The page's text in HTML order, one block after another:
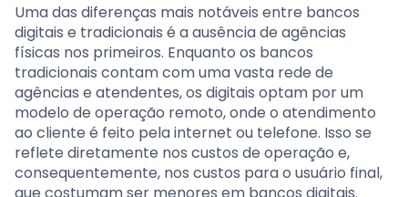
Uma das diferenças mais notáveis entre bancos
digitais e tradicionais é a ausência de agências
físicas nos primeiros. Enquanto os bancos
tradicionais contam com uma vasta rede de
agências e atendentes, os digitais optam por um
modelo de operação remoto, onde o atendimento
ao cliente é feito pela internet ou telefone. Isso se
reflete diretamente nos custos de operação e,
consequentemente, nos custos para o usuário final,